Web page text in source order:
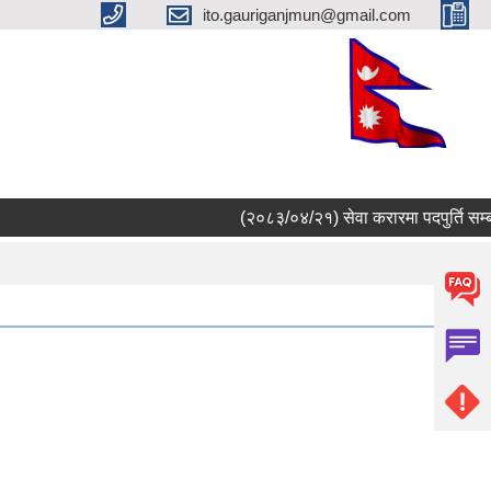
ito.gauriganjmun@gmail.com
(२०८३/०४/२१) सेवा करारमा पदपुर्ति